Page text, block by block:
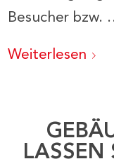
Besucher bzw.
Weiterlesen
LASSEN